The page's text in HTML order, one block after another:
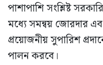
পাশাপাশি সংশ্লিষ্ট
মধ্যে সমন্বয় জোরদার
প্রয়োজনীয় সুপারিশ
পালন করবে।